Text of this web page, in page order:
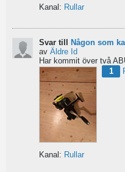
Kanal: Rullar
Svar till Någon som kan
av Äldre Id
1
Kanal: Rullar